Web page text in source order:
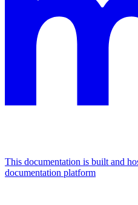
This documentation is built and
documentation platform